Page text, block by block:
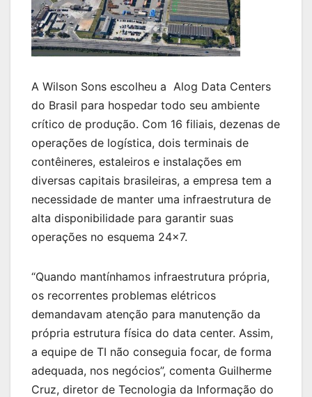
A Wilson Sons escolheu a Alog Data Centers
do Brasil para hospedar todo seu ambiente
crítico de produção. Com 16 filiais, dezenas de
operações de logística, dois terminais de
contêineres, estaleiros e instalações em
diversas capitais brasileiras, a empresa tem a
necessidade de manter uma infraestrutura de
alta disponibilidade para garantir suas
operações no esquema 24×7.
“Quando mantínhamos infraestrutura própria,
os recorrentes problemas elétricos
demandavam atenção para manutenção da
própria estrutura física do data center. Assim,
a equipe de TI não conseguia focar, de forma
adequada, nos negócios”, comenta Guilherme
Cruz, diretor de Tecnologia da Informação do